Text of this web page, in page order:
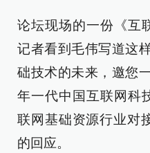
论坛现场的一份《互
记者看到毛伟写道这
础技术的未来，邀您
年一代中国互联网科
联网基础资源行业对
的回应。